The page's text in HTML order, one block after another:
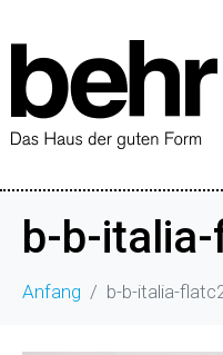
b-b-
Anfang b-b-italia-